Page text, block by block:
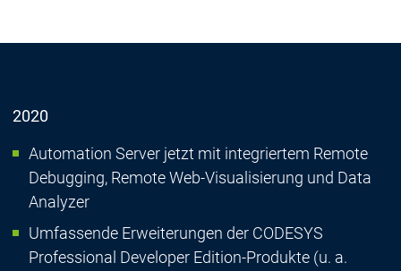
2020
Automation Server jetzt mit integriertem Remote
Debugging, Remote Web-Visualisierung und Data
Analyzer
Umfassende Erweiterungen der CODESYS
Professional Developer Edition-Produkte (u. a.